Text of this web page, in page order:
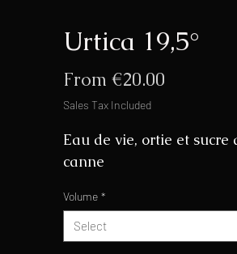
Urtica 19,5°
From €20.00
Sales Tax Included
Eau de vie, ortie et sucre
canne
Volume *
Select